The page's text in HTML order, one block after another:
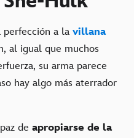
perfección a la villana
al igual que muchos
su arma parece
hay algo más aterrador
de apropiarse de la